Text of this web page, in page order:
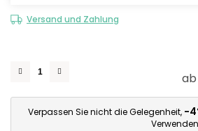
Versand und Zahlung
ab
Verpassen Sie nicht die Gelegenheit, -